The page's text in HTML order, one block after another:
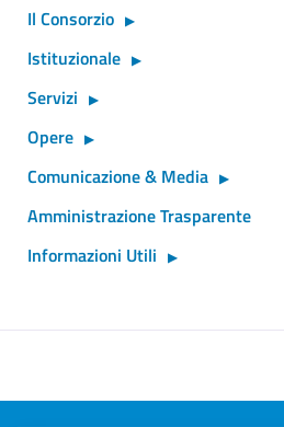
Il Consorzio
Istituzionale
Servizi
Opere
Comunicazione & Media
Amministrazione Trasparente
Informazioni Utili